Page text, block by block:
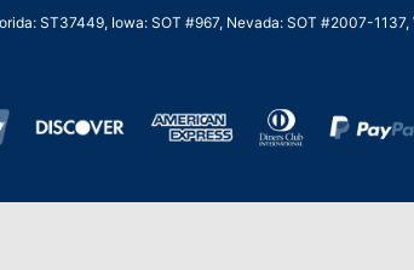
ST37449, Iowa: SOT #967, Nevada: SOT #2007-